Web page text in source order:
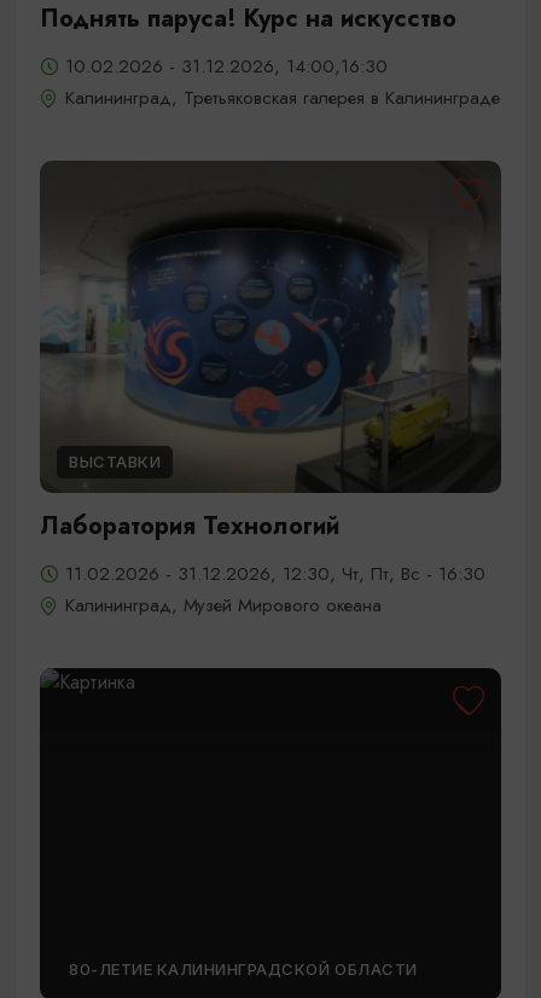
Поднять паруса! Курс на искусство
10.02.2026 - 31.12.2026, 14:00,16:30
Калининград, Третьяковская галерея в Калининграде
ВЫСТАВКИ
Лаборатория Технологий
11.02.2026 - 31.12.2026, 12:30, Чт, Пт, Вс - 16:30
Калининград, Музей Мирового океана
80-ЛЕТИЕ КАЛИНИНГРАДСКОЙ ОБЛАСТИ